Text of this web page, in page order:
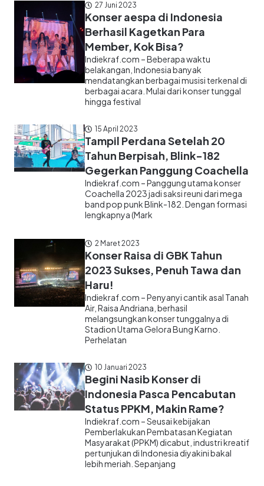
27 Juni 2023
Konser aespa di Indonesia
Berhasil Kagetkan Para
Member, Kok Bisa?
Indiekraf.com – Beberapa waktu
belakangan, Indonesia banyak
mendatangkan berbagai musisi terkenal di
berbagai acara. Mulai dari konser tunggal
hingga festival
15 April 2023
Tampil Perdana Setelah 20
Tahun Berpisah, Blink-182
Gegerkan Panggung Coachella
Indiekraf.com – Panggung utama konser
Coachella 2023 jadi saksi reuni dari mega
band pop punk Blink-182. Dengan formasi
lengkapnya (Mark
2 Maret 2023
Konser Raisa di GBK Tahun
2023 Sukses, Penuh Tawa dan
Haru!
Indiekraf.com – Penyanyi cantik asal Tanah
Air, Raisa Andriana, berhasil
melangsungkan konser tunggalnya di
Stadion Utama Gelora Bung Karno.
Perhelatan
10 Januari 2023
Begini Nasib Konser di
Indonesia Pasca Pencabutan
Status PPKM, Makin Rame?
Indiekraf.com – Seusai kebijakan
Pemberlakukan Pembatasan Kegiatan
Masyarakat (PPKM) dicabut, industri kreatif
pertunjukan di Indonesia diyakini bakal
lebih meriah. Sepanjang